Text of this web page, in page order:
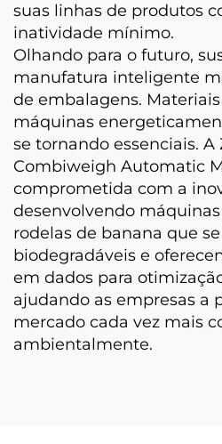
suas linhas de produtos
inatividade mínimo.
Olhando para o futuro,
manufatura inteligente
de embalagens.
máquinas
se tornando essenciais. A
Combiweigh Automatic
comprometida com a
desenvolvendo
rodelas de banana que
biodegradáveis e
em dados para
ajudando as empresas a
mercado cada vez mais
ambientalmente.